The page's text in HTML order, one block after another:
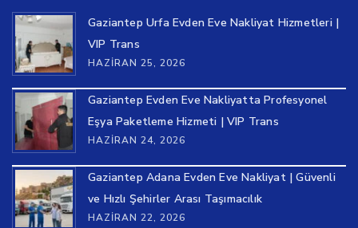
Gaziantep Urfa Evden Eve Nakliyat Hizmetleri |
VIP Trans
HAZIRAN 25, 2026
Gaziantep Evden Eve Nakliyatta Profesyonel
Eşya Paketleme Hizmeti | VIP Trans
HAZIRAN 24, 2026
Gaziantep Adana Evden Eve Nakliyat | Güvenli
ve Hızlı Şehirler Arası Taşımacılık
HAZIRAN 22, 2026